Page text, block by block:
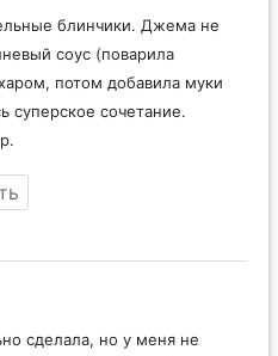
блинчики. Джема не
соус (поварила
потом добавила муки
суперское сочетание.
сделала, но у меня не